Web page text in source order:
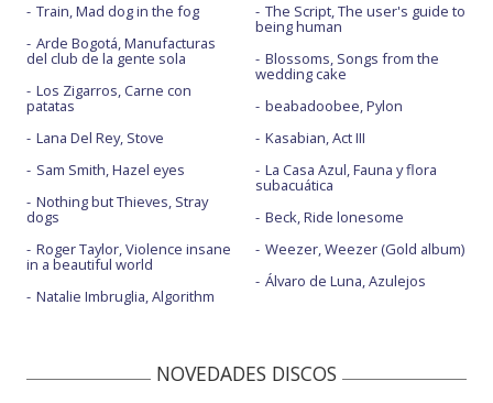
Train, Mad dog in the fog
Arde Bogotá, Manufacturas
del club de la gente sola
Los Zigarros, Carne con
patatas
Lana Del Rey, Stove
Sam Smith, Hazel eyes
Nothing but Thieves, Stray
dogs
Roger Taylor, Violence insane
in a beautiful world
Natalie Imbruglia, Algorithm
The Script, The user's guide to
being human
Blossoms, Songs from the
wedding cake
beabadoobee, Pylon
Kasabian, Act III
La Casa Azul, Fauna y flora
subacuática
Beck, Ride lonesome
Weezer, Weezer (Gold album)
Álvaro de Luna, Azulejos
NOVEDADES DISCOS